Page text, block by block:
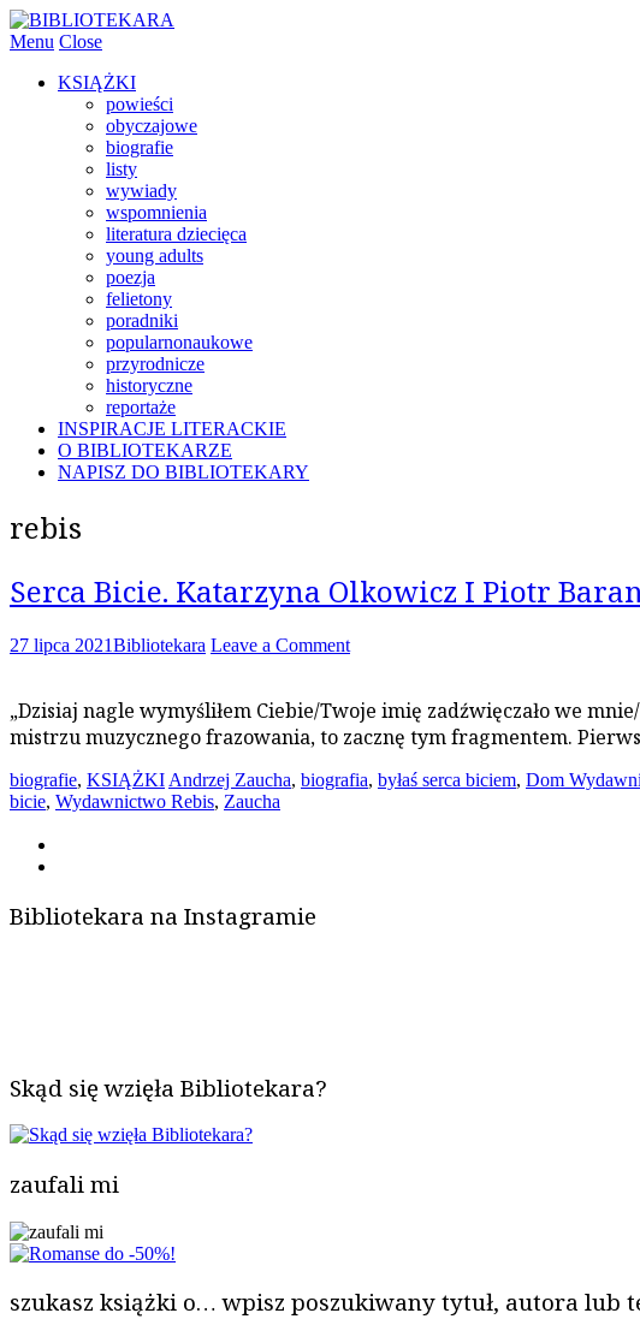
Menu Close
KSIĄŻKI
powieści
obyczajowe
biografie
listy
wywiady
wspomnienia
literatura dziecięca
young adults
poezja
felietony
poradniki
popularnonaukowe
przyrodnicze
historyczne
reportaże
INSPIRACJE LITERACKIE
O BIBLIOTEKARZE
NAPISZ DO BIBLIOTEKARY
rebis
Serca Bicie. Katarzyna Olkowicz I Piotr
27 lipca 2021Bibliotekara Leave a Comment
„Dzisiaj nagle wymyśliłem Ciebie/Twoje imię zadźwięczało we
mistrzu muzycznego frazowania, to zacznę tym fragmentem.
biografie, KSIĄŻKI Andrzej Zaucha, biografia, byłaś serca biciem, Dom
bicie, Wydawnictwo Rebis, Zaucha
Bibliotekara na Instagramie
Skąd się wzięła Bibliotekara?
zaufali mi
szukasz książki o… wpisz poszukiwany tytuł, autora lub